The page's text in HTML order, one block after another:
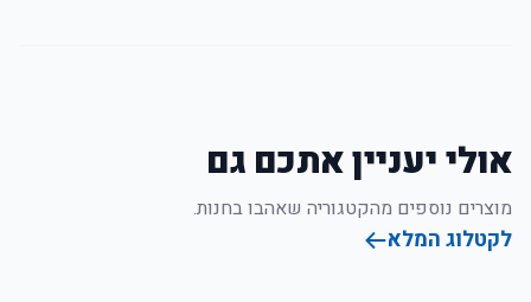
אולי יעניין אתכם גם
מוצרים נוספים מהקטגוריה שאהבו בחנות.
לקטלוג המלא